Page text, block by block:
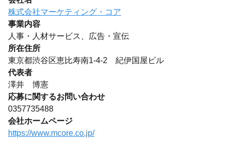
株式会社マーケティング・コア
事業内容
人事・人材サービス、広告・宣伝
所在住所
東京都渋谷区恵比寿南1-4-2 紀伊国屋ビル
代表者
澤井 博憲
応募に関するお問い合わせ
0357735488
会社ホームページ
https://www.mcore.co.jp/